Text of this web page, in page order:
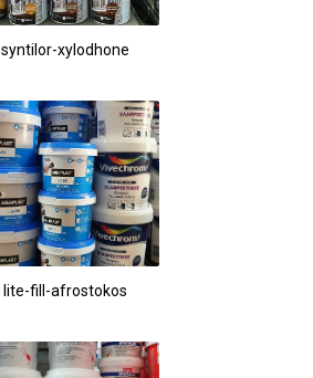
syntilor-xylodhone
lite-fill-afrostokos